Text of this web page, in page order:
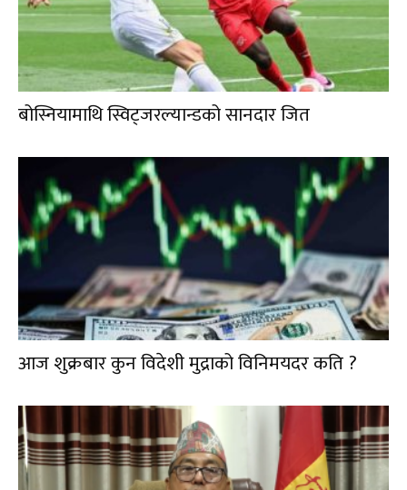
बोस्नियामाथि स्विट्जरल्यान्डको सानदार जित
आज शुक्रबार कुन विदेशी मुद्राको विनिमयदर कति ?